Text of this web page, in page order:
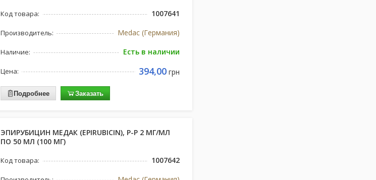
Код товара: 1007641
Производитель: Medac (Германия)
Наличие: Есть в наличии
Цена: 394,00грн
Подробнее Заказать
ЭПИРУБИЦИН МЕДАК (EPIRUBICIN), Р-Р 2 МГ/МЛ
ПО 50 МЛ (100 МГ)
Код товара: 1007642